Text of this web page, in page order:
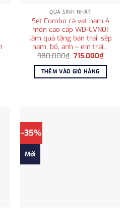
QUÀ SINH NHẬT
Set Combo cà vạt nam 4
món cao cấp WD-CVN01
làm quà tặng bạn trai, sếp
nam, bố, anh – em trai…
980.000₫ Giá
là:
980.000₫.
715.000₫Giá
hiện
tại
THÊM VÀO GIỎ HÀNG
-35%
Mới